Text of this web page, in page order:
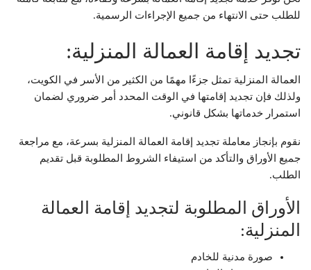
للطلب حتى الانتهاء من جميع الإجراءات الرسمية.
تجديد إقامة العمالة المنزلية:
العمالة المنزلية تمثل جزءًا مهمًا من الكثير من الأسر في الكويت،
ولذلك فإن تجديد إقامتها في الوقت المحدد أمر ضروري لضمان
استمرار خدماتها بشكل قانوني.
نقوم بإنجاز معاملة تجديد إقامة العمالة المنزلية بسرعة، مع مراجعة
جميع الأوراق والتأكد من استيفاء الشروط المطلوبة قبل تقديم
الطلب.
الأوراق المطلوبة لتجديد إقامة العمالة
المنزلية:
صورة مدنية للخادم